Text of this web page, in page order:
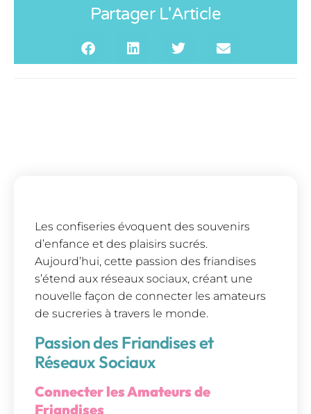
Partager L'Article
Les confiseries évoquent des souvenirs
d’enfance et des plaisirs sucrés.
Aujourd’hui, cette passion des friandises
s’étend aux réseaux sociaux, créant une
nouvelle façon de connecter les amateurs
de sucreries à travers le monde.
Passion des Friandises et
Réseaux Sociaux
Connecter les Amateurs de
Friandises